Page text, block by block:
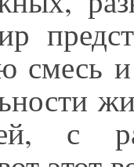
смесь
с